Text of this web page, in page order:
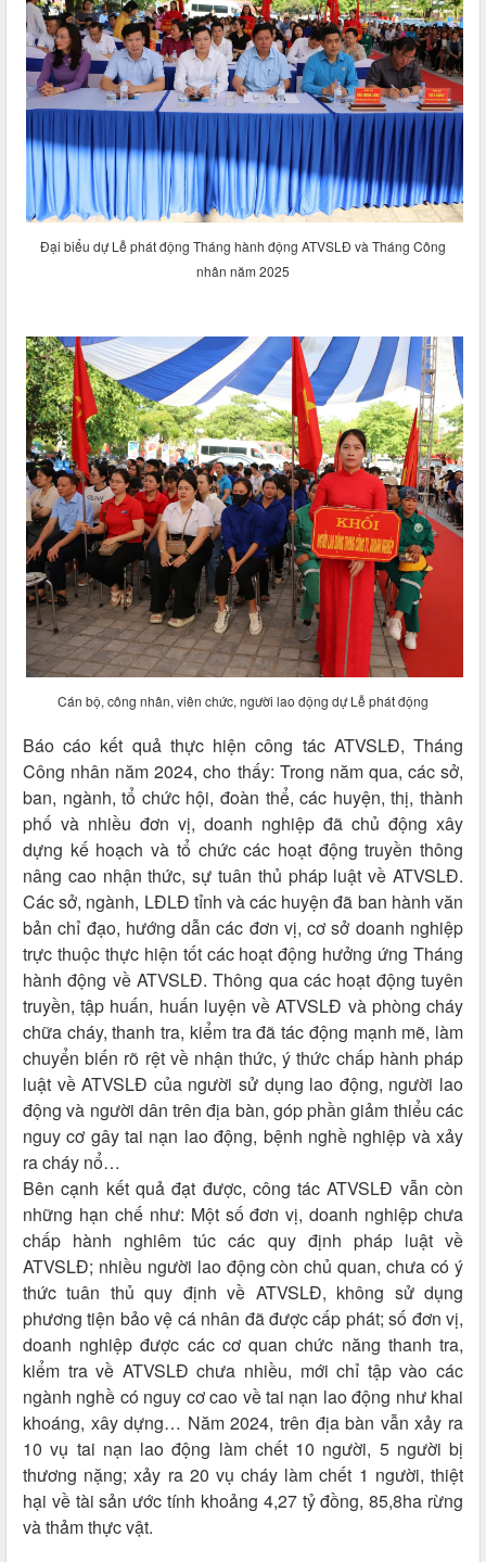
Đại biểu dự Lễ phát động Tháng hành động ATVSLĐ và Tháng Công
nhân năm 2025
Cán bộ, công nhân, viên chức, người lao động dự Lễ phát động
Báo cáo kết quả thực hiện công tác ATVSLĐ, Tháng
Công nhân năm 2024, cho thấy: Trong năm qua, các sở,
ban, ngành, tổ chức hội, đoàn thể, các huyện, thị, thành
phố và nhiều đơn vị, doanh nghiệp đã chủ động xây
dựng kế hoạch và tổ chức các hoạt động truyền thông
nâng cao nhận thức, sự tuân thủ pháp luật về ATVSLĐ.
Các sở, ngành, LĐLĐ tỉnh và các huyện đã ban hành văn
bản chỉ đạo, hướng dẫn các đơn vị, cơ sở doanh nghiệp
trực thuộc thực hiện tốt các hoạt động hưởng ứng Tháng
hành động về ATVSLĐ. Thông qua các hoạt động tuyên
truyền, tập huấn, huấn luyện về ATVSLĐ và phòng cháy
chữa cháy, thanh tra, kiểm tra đã tác động mạnh mẽ, làm
chuyển biến rõ rệt về nhận thức, ý thức chấp hành pháp
luật về ATVSLĐ của người sử dụng lao động, người lao
động và người dân trên địa bàn, góp phần giảm thiểu các
nguy cơ gây tai nạn lao động, bệnh nghề nghiệp và xảy
ra cháy nổ…
Bên cạnh kết quả đạt được, công tác ATVSLĐ vẫn còn
những hạn chế như: Một số đơn vị, doanh nghiệp chưa
chấp hành nghiêm túc các quy định pháp luật về
ATVSLĐ; nhiều người lao động còn chủ quan, chưa có ý
thức tuân thủ quy định về ATVSLĐ, không sử dụng
phương tiện bảo vệ cá nhân đã được cấp phát; số đơn vị,
doanh nghiệp được các cơ quan chức năng thanh tra,
kiểm tra về ATVSLĐ chưa nhiều, mới chỉ tập vào các
ngành nghề có nguy cơ cao về tai nạn lao động như khai
khoáng, xây dựng… Năm 2024, trên địa bàn vẫn xảy ra
10 vụ tai nạn lao động làm chết 10 người, 5 người bị
thương nặng; xảy ra 20 vụ cháy làm chết 1 người, thiệt
hại về tài sản ước tính khoảng 4,27 tỷ đồng, 85,8ha rừng
và thảm thực vật.